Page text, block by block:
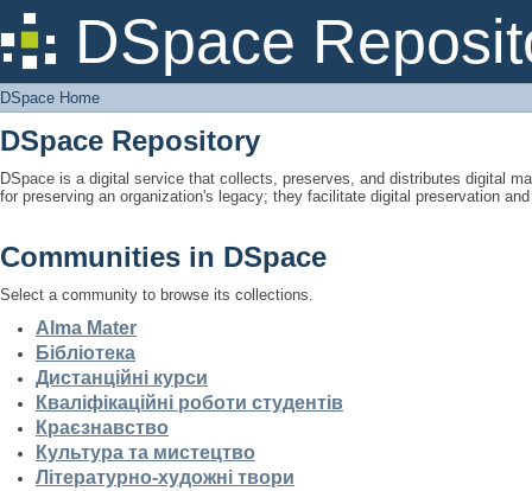
DSpace
DSpace Home
DSpace Home
DSpace Repository
DSpace is a digital service that collects, preserves, and distributes digital
for preserving an organization's legacy; they facilitate digital preservation
Communities in DSpace
Select a community to browse its collections.
Alma Mater
Бібліотека
Дистанційні курси
Кваліфікаційні роботи студентів
Краєзнавство
Культура та мистецтво
Літературно-художні твори